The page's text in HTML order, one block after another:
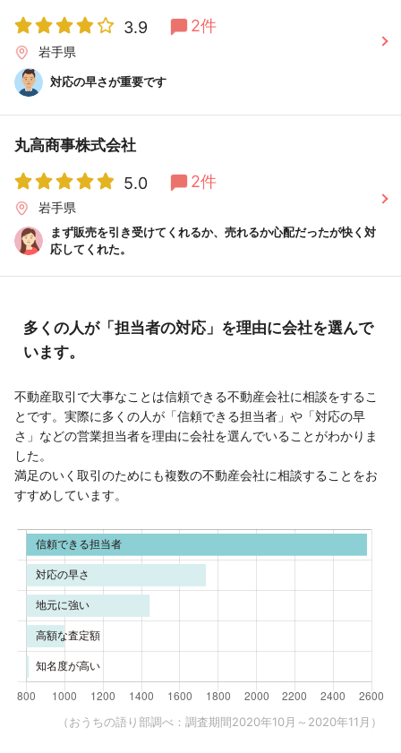
3.9 2件
岩手県
対応の早さが重要です
丸高商事株式会社
5.0 2件
岩手県
まず販売を引き受けてくれるか、売れるか心配だったが快く対
応してくれた。
多くの人が「担当者の対応」を理由に会社を選んで
います。
不動産取引で大事なことは信頼できる不動産会社に相談をするこ
とです。実際に多くの人が「信頼できる担当者」や「対応の早
さ」などの営業担当者を理由に会社を選んでいることがわかりま
した。
満足のいく取引のためにも複数の不動産会社に相談することをお
すすめしています。
（おうちの語り部調べ：調査期間2020年10月～2020年11月）